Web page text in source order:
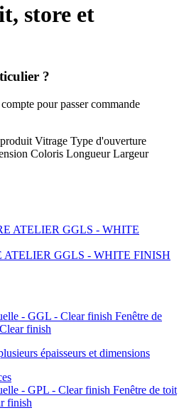
store et
?
pour passer commande
Vitrage Type d'ouverture
Coloris Longueur Largeur
GGLS - WHITE FINISH
Fenêtre de
finish
épaisseurs et dimensions
Fenêtre de toit
finish